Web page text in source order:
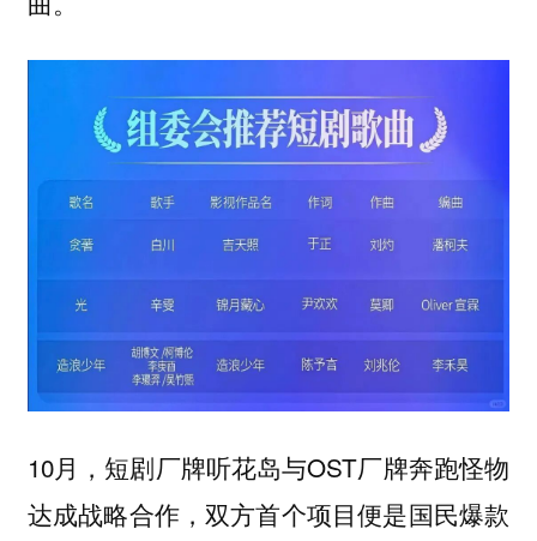
10月，短剧厂牌听花岛与OST厂牌奔跑怪物
达成战略合作，双方首个项目便是国民爆款